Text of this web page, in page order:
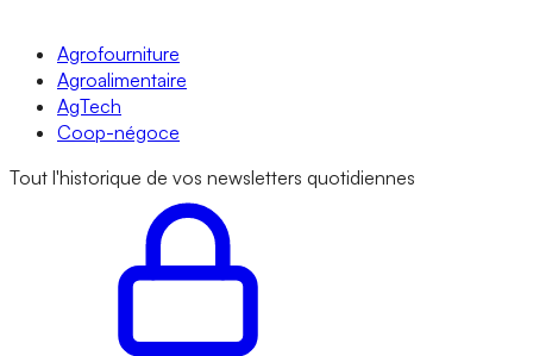
Agrofourniture
Agroalimentaire
AgTech
Coop-négoce
Tout l'historique de vos newsletters quotidiennes